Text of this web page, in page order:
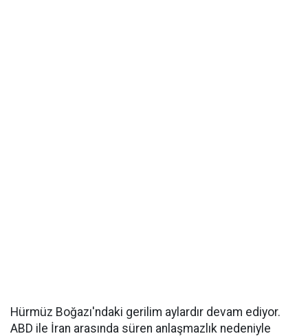
Hürmüz Boğazı'ndaki gerilim aylardır devam ediyor.
ABD ile İran arasında süren anlaşmazlık nedeniyle